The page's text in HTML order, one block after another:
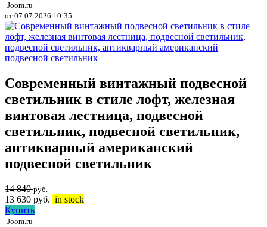
Joom.ru
от 07.07.2026 10:35
Современный винтажный подвесной
светильник в стиле лофт, железная
винтовая лестница, подвесной
светильник, подвесной светильник,
антикварный американский
подвесной светильник
14 840руб.
13 630 руб. in stock
Купить
Joom.ru